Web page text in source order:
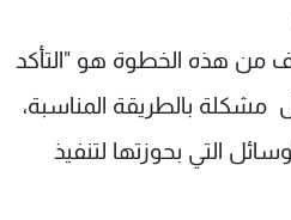
من هذه الخطوة هو "التأكد
مشكلة بالطريقة المناسبة،
التي بحوزتها لتنفيذ